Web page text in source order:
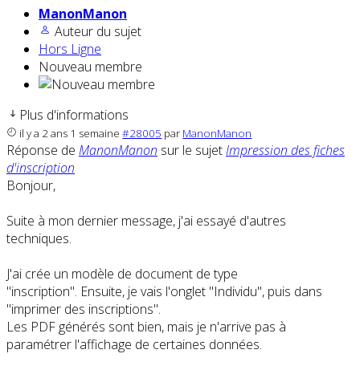
ManonManon
Auteur du sujet
Hors Ligne
Nouveau membre
Plus d'informations
il y a 2 ans 1 semaine #28005 par ManonManon
Réponse de ManonManon sur le sujetImpression des fiches
d'inscription
Bonjour,
Suite à mon dernier message, j'ai essayé d'autres
techniques.
J'ai crée un modèle de document de type
"inscription". Ensuite, je vais l'onglet "Individu", puis dans
"imprimer des inscriptions".
Les PDF générés sont bien, mais je n'arrive pas à
paramétrer l'affichage de certaines données.